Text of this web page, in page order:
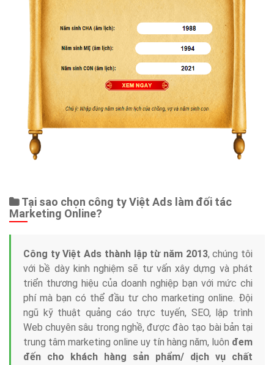
Tại sao chọn công ty Việt Ads làm đối tác
Marketing Online?
Công ty Việt Ads thành lập từ năm 2013, chúng tôi
với bề dày kinh nghiệm sẽ tư vấn xây dựng và phát
triển thương hiệu của doanh nghiệp bạn với mức chi
phí mà bạn có thể đầu tư cho marketing online. Đội
ngũ kỹ thuật quảng cáo trực tuyến, SEO, lập trình
Web chuyên sâu trong nghề, được đào tạo bài bản tại
trung tâm marketing online uy tín hàng năm, luôn đem
đến cho khách hàng sản phẩm/ dịch vụ chất